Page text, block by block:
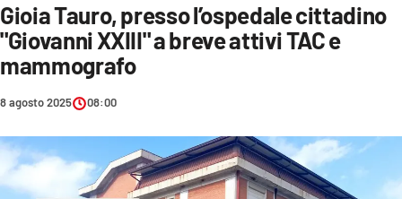
CRONACA
SANITÀ
AMBIENTE
Gioia Tauro, presso l’ospedale cittadino
"Giovanni XXIII" a breve attivi TAC e
mammografo
8 agosto 2025 08:00